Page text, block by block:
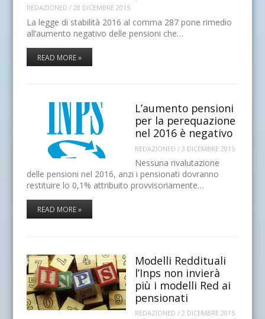
REDAZIONED / 28 DICEMBRE 2015
La legge di stabilità 2016 al comma 287 pone rimedio
all’aumento negativo delle pensioni che…
READ MORE »
L’aumento pensioni
per la perequazione
nel 2016 è negativo
REDAZIONED / 3 DICEMBRE 2015
Nessuna rivalutazione
delle pensioni nel 2016, anzi i pensionati dovranno
restituire lo 0,1% attribuito provvisoriamente…
READ MORE »
Modelli Reddituali
l’Inps non invierà
più i modelli Red ai
pensionati
REDAZIONED / 2 DICEMBRE 2015